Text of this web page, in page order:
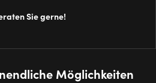
Sie gerne!
Möglichkeiten